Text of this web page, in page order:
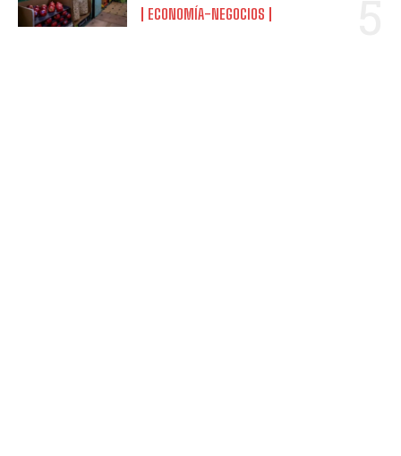
ECONOMÍA-NEGOCIOS